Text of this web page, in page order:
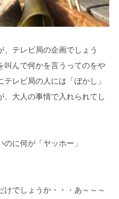
テレビ局の企画でしょう
叫んで何かを言うってのをや
レビ局の人には「ぼかし」
、大人の事情で入れられてし
に何が「ヤッホー」
けでしょうか・・・あ～～～